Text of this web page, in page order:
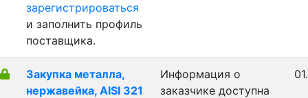
зарегистрироваться
и заполнить профиль
поставщика.
Закупка металла,
нержавейка, AISI 321
Информация о
заказчике доступна